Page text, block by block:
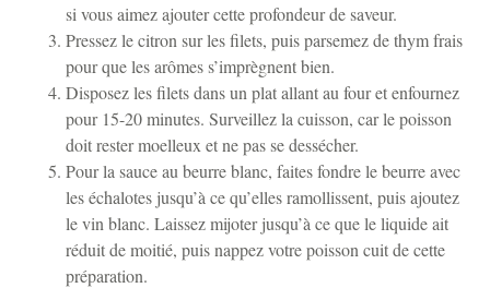
si vous aimez ajouter cette profondeur de saveur.
Pressez le citron sur les filets, puis parsemez de thym frais
pour que les arômes s’imprègnent bien.
Disposez les filets dans un plat allant au four et enfournez
pour 15-20 minutes. Surveillez la cuisson, car le poisson
doit rester moelleux et ne pas se dessécher.
Pour la sauce au beurre blanc, faites fondre le beurre avec
les échalotes jusqu’à ce qu’elles ramollissent, puis ajoutez
le vin blanc. Laissez mijoter jusqu’à ce que le liquide ait
réduit de moitié, puis nappez votre poisson cuit de cette
préparation.